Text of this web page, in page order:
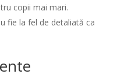
copii mai mari.
fie la fel de detaliată ca